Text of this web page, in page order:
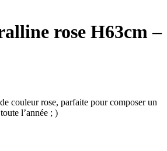
rose H63cm –
couleur rose, parfaite pour composer un
l’année ; )